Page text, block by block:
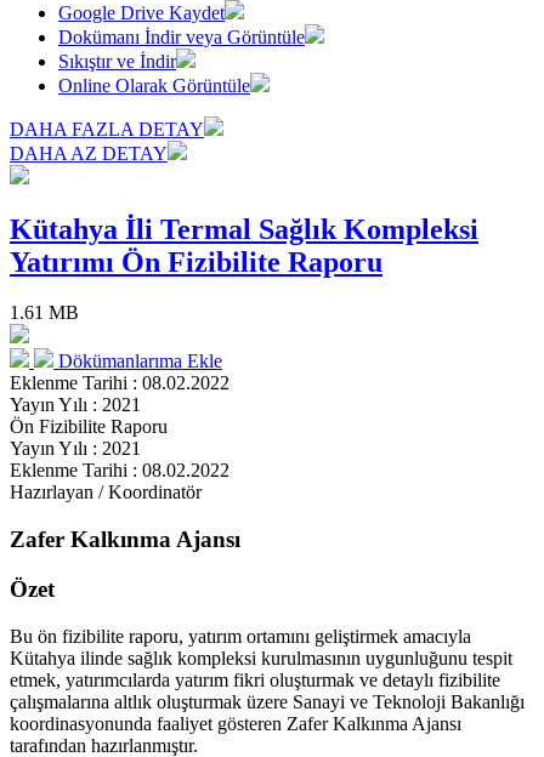
Google Drive Kaydet
Dokümanı İndir veya Görüntüle
Sıkıştır ve İndir
Online Olarak Görüntüle
DAHA FAZLA DETAY
DAHA AZ DETAY
Kütahya İli Termal Sağlık Kompleksi
Yatırımı Ön Fizibilite Raporu
1.61 MB
Dökümanlarıma Ekle
Eklenme Tarihi : 08.02.2022
Yayın Yılı : 2021
Ön Fizibilite Raporu
Yayın Yılı : 2021
Eklenme Tarihi : 08.02.2022
Hazırlayan / Koordinatör
Zafer Kalkınma Ajansı
Özet
Bu ön fizibilite raporu, yatırım ortamını geliştirmek amacıyla
Kütahya ilinde sağlık kompleksi kurulmasının uygunluğunu tespit
etmek, yatırımcılarda yatırım fikri oluşturmak ve detaylı fizibilite
çalışmalarına altlık oluşturmak üzere Sanayi ve Teknoloji Bakanlığı
koordinasyonunda faaliyet gösteren Zafer Kalkınma Ajansı
tarafından hazırlanmıştır.